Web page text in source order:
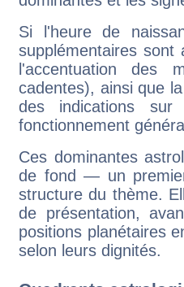
Si l'heure de
supplémentaires sont
l'accentuation des
cadentes), ainsi que
des indications sur
fonctionnement
Ces dominantes
de fond — un
structure du thème.
de présentation,
positions planétaires
selon leurs dignités.